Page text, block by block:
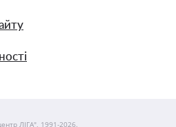
ЛІГА", 1991-2026.